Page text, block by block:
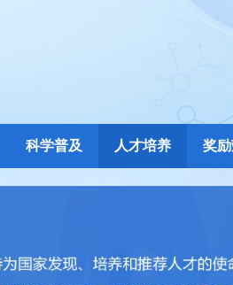
科学普及 人才培养 奖